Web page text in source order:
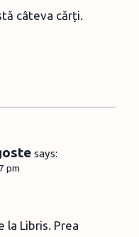
câteva cărți.
says:
pm
la Libris. Prea